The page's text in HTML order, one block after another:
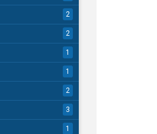
2
2
1
1
2
3
1